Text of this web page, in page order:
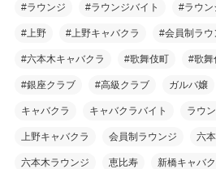
#ラウンジ #ラウンジバイト #ラウン
#上野 #上野キャバクラ #会員制ラウ
#六本木キャバクラ #歌舞伎町 #歌舞
#銀座クラブ #高級クラブ ガルバ嬢
キャバクラ キャバクラバイト ラウ
上野キャバクラ 会員制ラウンジ 六
六本木ラウンジ 恵比寿 新橋キャバ